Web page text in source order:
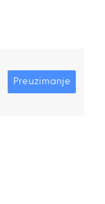
Preuzimanje